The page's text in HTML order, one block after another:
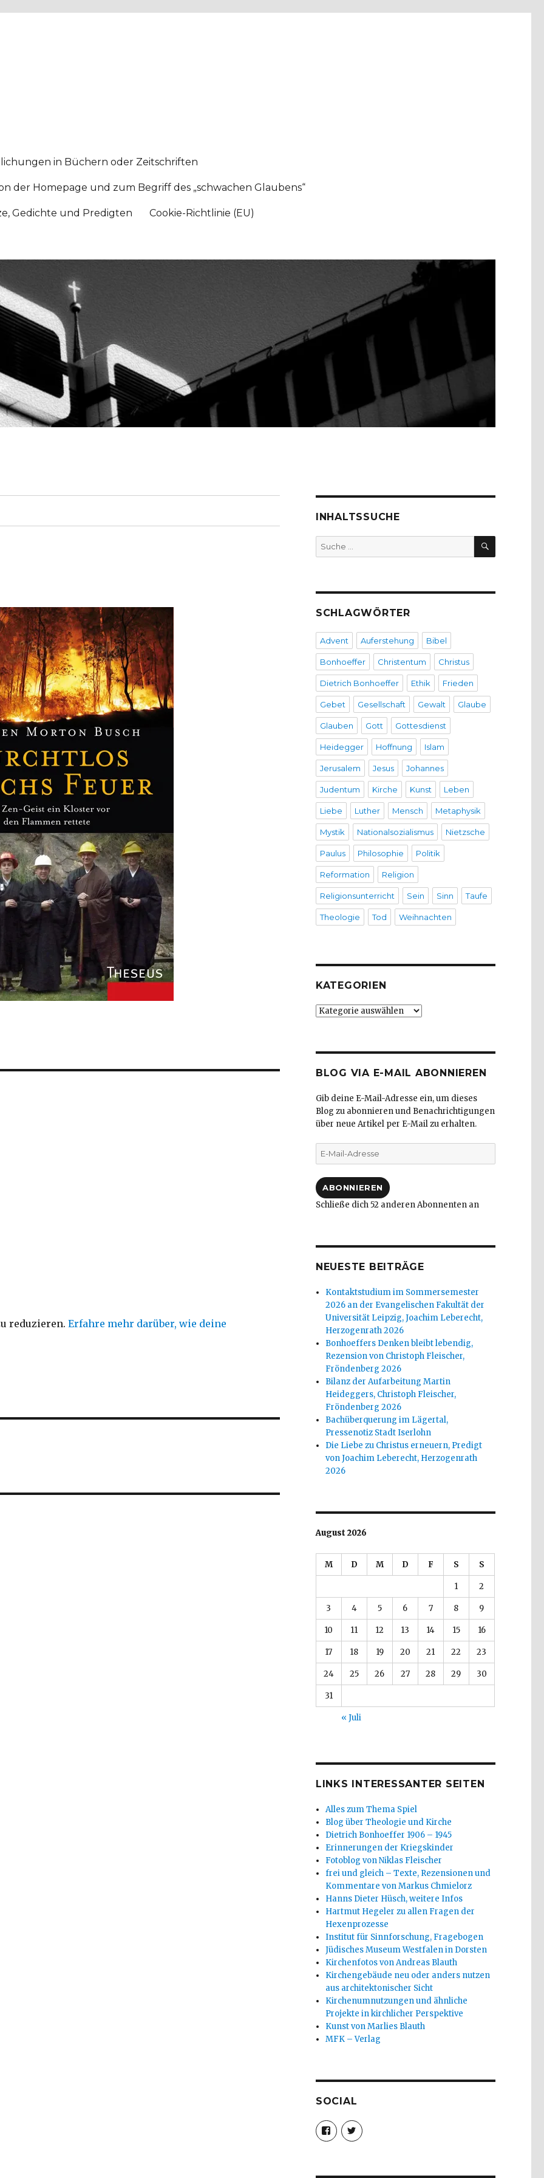
in Büchern oder Zeitschriften
der Homepage und zum Begriff des „schwachen Glaubens“
Gedichte und Predigten Cookie-Richtlinie (EU)
reduzieren.Erfahre mehr darüber, wie deine
INHALTSSUCHE
Suche
nach:
SUCHEN
SCHLAGWÖRTER
Advent Auferstehung Bibel
Bonhoeffer Christentum Christus
Dietrich Bonhoeffer Ethik Frieden
Gebet Gesellschaft Gewalt Glaube
Glauben Gott Gottesdienst
Heidegger Hoffnung Islam
Jerusalem Jesus Johannes
Judentum Kirche Kunst Leben
Liebe Luther Mensch Metaphysik
Mystik Nationalsozialismus Nietzsche
Paulus Philosophie Politik
Reformation Religion
Religionsunterricht Sein Sinn Taufe
Theologie Tod Weihnachten
KATEGORIEN
Kategorien
BLOG VIA E-MAIL ABONNIEREN
Gib deine E-Mail-Adresse ein, um dieses
Blog zu abonnieren und Benachrichtigungen
über neue Artikel per E-Mail zu erhalten.
E-
Mail-
ABONNIEREN
Schließe dich 52 anderen Abonnenten an
NEUESTE BEITRÄGE
Kontaktstudium im Sommersemester
2026 an der Evangelischen Fakultät der
Universität Leipzig, Joachim Leberecht,
Herzogenrath 2026
Bonhoeffers Denken bleibt lebendig,
Rezension von Christoph Fleischer,
Fröndenberg 2026
Bilanz der Aufarbeitung Martin
Heideggers, Christoph Fleischer,
Fröndenberg 2026
Bachüberquerung im Lägertal,
Pressenotiz Stadt Iserlohn
Die Liebe zu Christus erneuern, Predigt
von Joachim Leberecht, Herzogenrath
2026
August 2026
M D M D F S S
1 2
3 4 5 6 7 8 9
10 11 12 13 14 15 16
17 18 19 20 21 22 23
24 25 26 27 28 29 30
31
« Juli
LINKS INTERESSANTER SEITEN
Alles zum Thema Spiel
Blog über Theologie und Kirche
Dietrich Bonhoeffer 1906 – 1945
Erinnerungen der Kriegskinder
Fotoblog von Niklas Fleischer
frei und gleich – Texte, Rezensionen und
Kommentare von Markus Chmielorz
Hanns Dieter Hüsch, weitere Infos
Hartmut Hegeler zu allen Fragen der
Hexenprozesse
Institut für Sinnforschung, Fragebogen
Jüdisches Museum Westfalen in Dorsten
Kirchenfotos von Andreas Blauth
Kirchengebäude neu oder anders nutzen
aus architektonischer Sicht
Kirchenumnutzungen und ähnliche
Projekte in kirchlicher Perspektive
Kunst von Marlies Blauth
MFK – Verlag
SOCIAL
Profil
von
christoph.fleischer1
anzeigen
Profil
von
anzeigen